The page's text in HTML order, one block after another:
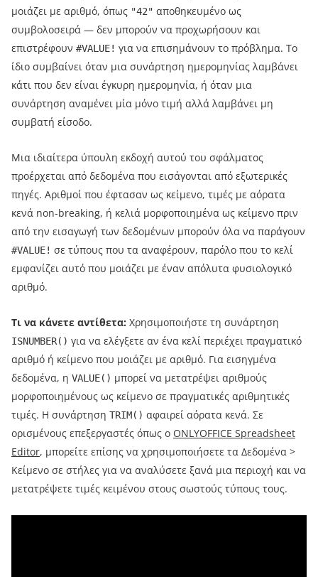
μοιάζει με αριθμό, όπως "42" αποθηκευμένο ως
συμβολοσειρά — δεν μπορούν να προχωρήσουν και
επιστρέφουν #VALUE! για να επισημάνουν το πρόβλημα. Το
ίδιο συμβαίνει όταν μια συνάρτηση ημερομηνίας λαμβάνει
κάτι που δεν είναι έγκυρη ημερομηνία, ή όταν μια
συνάρτηση αναμένει μία μόνο τιμή αλλά λαμβάνει μη
συμβατή είσοδο.
Μια ιδιαίτερα ύπουλη εκδοχή αυτού του σφάλματος
προέρχεται από δεδομένα που εισάγονται από εξωτερικές
πηγές. Αριθμοί που έφτασαν ως κείμενο, τιμές με αόρατα
κενά non-breaking, ή κελιά μορφοποιημένα ως κείμενο πριν
από την εισαγωγή των δεδομένων μπορούν όλα να παράγουν
#VALUE! σε τύπους που τα αναφέρουν, παρόλο που το κελί
εμφανίζει αυτό που μοιάζει με έναν απόλυτα φυσιολογικό
αριθμό.
Τι να κάνετε αντίθετα: Χρησιμοποιήστε τη συνάρτηση
ISNUMBER() για να ελέγξετε αν ένα κελί περιέχει πραγματικό
αριθμό ή κείμενο που μοιάζει με αριθμό. Για εισηγμένα
δεδομένα, η VALUE() μπορεί να μετατρέψει αριθμούς
μορφοποιημένους ως κείμενο σε πραγματικές αριθμητικές
τιμές. Η συνάρτηση TRIM() αφαιρεί αόρατα κενά. Σε
ορισμένους επεξεργαστές όπως ο ONLYOFFICE Spreadsheet
Editor, μπορείτε επίσης να χρησιμοποιήσετε τα Δεδομένα >
Κείμενο σε στήλες για να αναλύσετε ξανά μια περιοχή και να
μετατρέψετε τιμές κειμένου στους σωστούς τύπους τους.